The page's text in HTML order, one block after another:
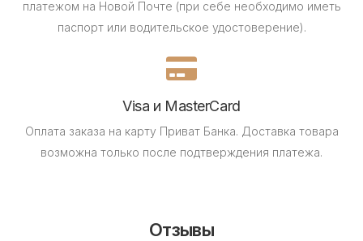
платежом на Новой Почте (при себе необходимо иметь
паспорт или водительское удостоверение).
Visa и MasterCard
Оплата заказа на карту Приват Банка. Доставка товара
возможна только после подтверждения платежа.
Отзывы